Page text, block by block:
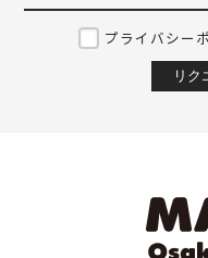
プライバシー